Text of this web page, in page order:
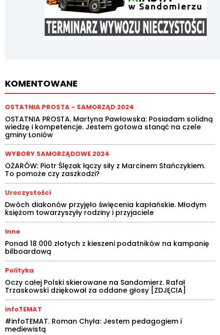
KOMENTOWANE
OSTATNIA PROSTA - SAMORZĄD 2024
OSTATNIA PROSTA. Martyna Pawłowska: Posiadam solidną
wiedzę i kompetencje. Jestem gotowa stanąć na czele
gminy Łoniów
WYBORY SAMORZĄDOWE 2024
OŻARÓW: Piotr Ślęzak łączy siły z Marcinem Stańczykiem.
To pomoże czy zaszkodzi?
Uroczystości
Dwóch diakonów przyjęło święcenia kapłańskie. Młodym
księżom towarzyszyły rodziny i przyjaciele
Inne
Ponad 18 000 złotych z kieszeni podatników na kampanię
bilboardową
Polityka
Oczy całej Polski skierowane na Sandomierz. Rafał
Trzaskowski dziękował za oddane głosy [ZDJĘCIA]
infoTEMAT
#infoTEMAT. Roman Chyła: Jestem pedagogiem i
mediewistą